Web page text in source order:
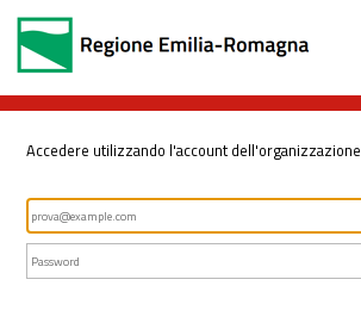
Accedere utilizzando l'account dell'organizzazione